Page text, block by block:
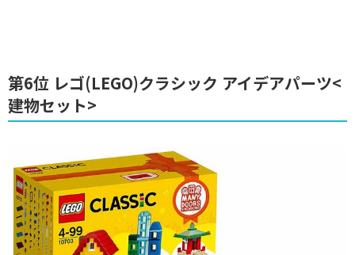
第6位 レゴ(LEGO)クラシック アイデアパーツ<
建物セット>